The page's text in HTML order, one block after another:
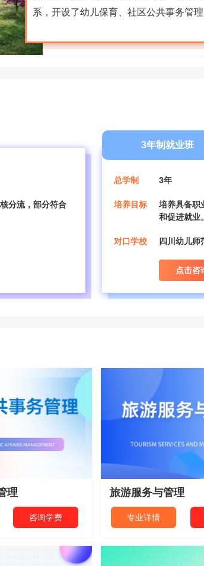
系，开设了幼儿保育、社区公共事务管
分流，部分符合
3年制就业班
总学制 3年
培养目标
培养具备职
和促进就业。
对口学校 四川幼儿
点击咨
理
咨询学费
旅游服务与管理
专业详情